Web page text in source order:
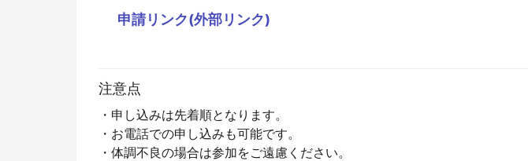
申請リンク(外部リンク)
注意点
・申し込みは先着順となります。
・お電話での申し込みも可能です。
・体調不良の場合は参加をご遠慮ください。